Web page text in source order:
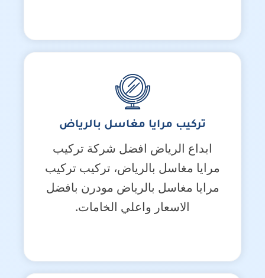
تركيب مرايا مغاسل بالرياض
ابداع الرياض افضل شركة تركيب
مرايا مغاسل بالرياض، تركيب تركيب
مرايا مغاسل بالرياض مودرن بافضل
الاسعار واعلي الخامات.